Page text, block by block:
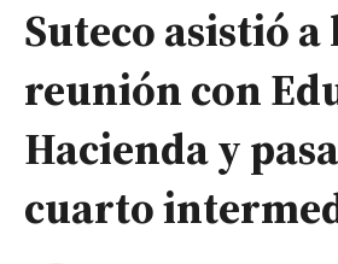
Suteco asistió a
reunión con
Hacienda y
cuarto